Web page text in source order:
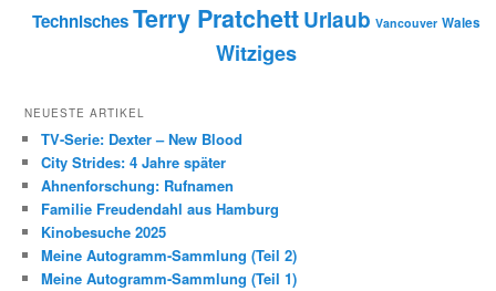
TechnischesTerry PratchettUrlaub Vancouver Wales
Witziges
NEUESTE ARTIKEL
TV-Serie: Dexter – New Blood
City Strides: 4 Jahre später
Ahnenforschung: Rufnamen
Familie Freudendahl aus Hamburg
Kinobesuche 2025
Meine Autogramm-Sammlung (Teil 2)
Meine Autogramm-Sammlung (Teil 1)